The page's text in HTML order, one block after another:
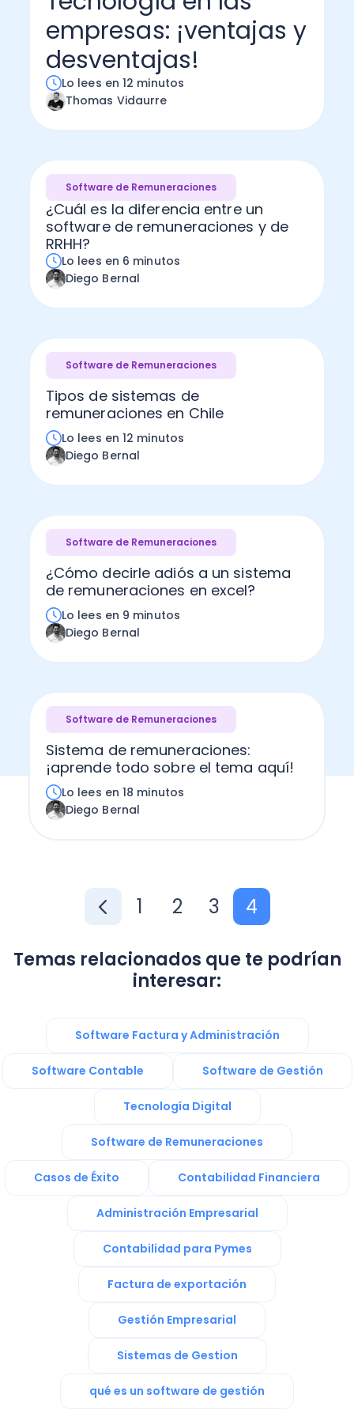
Administración Empresarial
Ver todo
Software Factura y Administración
Ver Todo
Kits
Autores
empresas: ¡ventajas y
desventajas!
Lo lees en 12 minutos
Thomas Vidaurre
Software de Remuneraciones
¿Cuál es la diferencia entre un
software de remuneraciones y de
RRHH?
Lo lees en 6 minutos
Diego Bernal
Software de Remuneraciones
Tipos de sistemas de
remuneraciones en Chile
Lo lees en 12 minutos
Diego Bernal
Software de Remuneraciones
¿Cómo decirle adiós a un sistema
de remuneraciones en excel?
Lo lees en 9 minutos
Diego Bernal
Software de Remuneraciones
Sistema de remuneraciones:
¡aprende todo sobre el tema aquí!
Lo lees en 18 minutos
Diego Bernal
1 2 3 4
Temas relacionados que te podrían
interesar:
Software Factura y Administración
Software Contable Software de Gestión
Tecnología Digital
Software de Remuneraciones
Casos de Éxito Contabilidad Financiera
Administración Empresarial
Contabilidad para Pymes
Factura de exportación
Gestión Empresarial
Sistemas de Gestion
qué es un software de gestión